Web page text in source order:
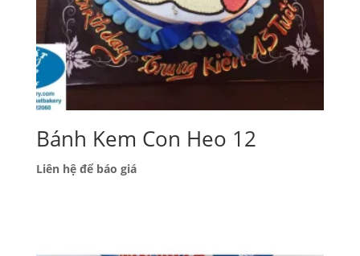
Bánh Kem Con Heo 12
Liên hệ để báo giá